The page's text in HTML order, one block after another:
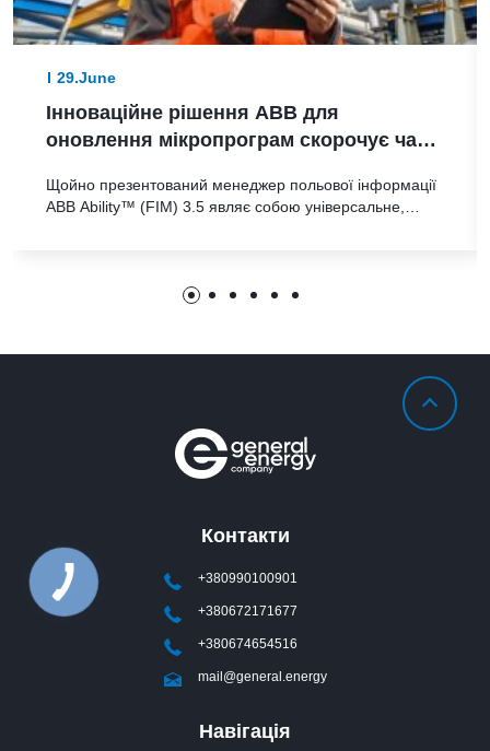
29.June
Інноваційне рішення ABB для
оновлення мікропрограм скорочує час
процесних галузях з кількох днів до
лічених годин
Щойно презентований менеджер польової інформації
ABB Ability™ (FIM) 3.5 являє собою універсальне,
польових пристроїв Автоматизовані масові оновлення
зниженню обсягів рутинної роботи з технічного
обслуговування Платформа повною мірою підтримує
та використовує переваги відкритих галузевих […]
Контакти
+380990100901
+380672171677
+380674654516
mail@general.energy
Навігація